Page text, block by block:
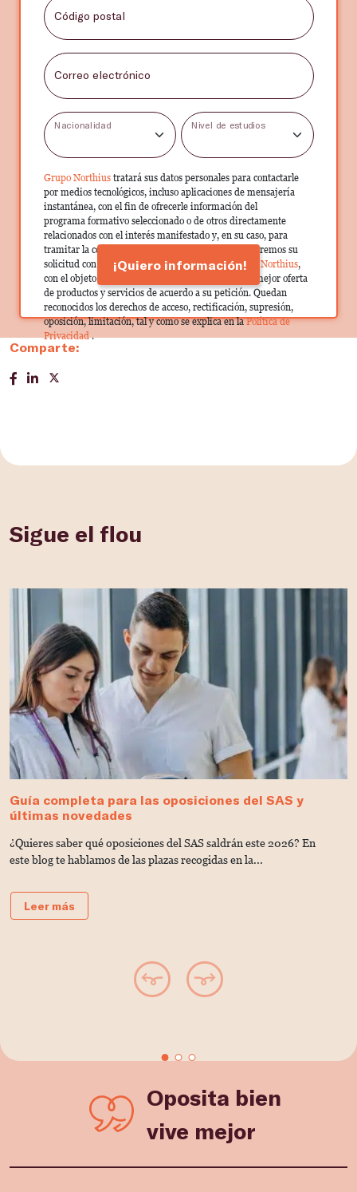
Código postal
Correo electrónico
Nacionalidad Nivel de estudios
Grupo Northius tratará sus datos personales para contactarle
por medios tecnológicos, incluso aplicaciones de mensajería
instantánea, con el fin de ofrecerle información del
programa formativo seleccionado o de otros directamente
relacionados con el interés manifestado y, en su caso, para
tramitar la contratación correspondiente. Compartiremos su
solicitud con las empresas que conforman elGrupo Northius,
con el objeto de que estas puedan hacerle llegar la mejor oferta
de productos y servicios de acuerdo a su petición. Quedan
reconocidos los derechos de acceso, rectificación, supresión,
oposición, limitación, tal y como se explica en laPolítica de
Privacidad.
¡Quiero información!
Comparte:
Sigue el flou
Guía completa para las oposiciones del SAS y
últimas novedades
¿Quieres saber qué oposiciones del SAS saldrán este 2026? En
este blog te hablamos de las plazas recogidas en la...
Leer más
Oposita bien
vive mejor